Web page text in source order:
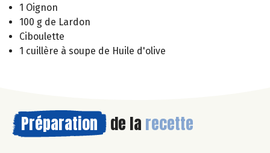
1 Oignon
100 g de Lardon
Ciboulette
1 cuillère à soupe de Huile d'olive
Préparation de la recette